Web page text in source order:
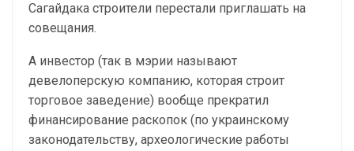
Сагайдака строители перестали приглашать на
совещания.
А инвестор (так в мэрии называют
девелоперскую компанию, которая строит
торговое заведение) вообще прекратил
финансирование раскопок (по украинскому
законодательству, археологические работы